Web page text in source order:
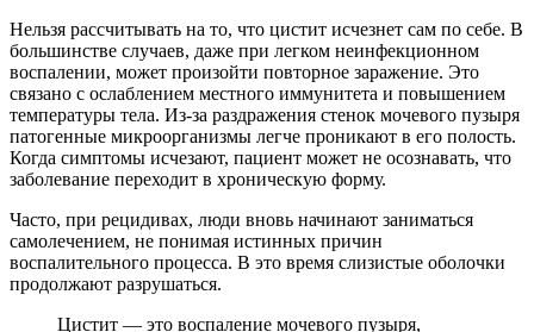
Нельзя рассчитывать на то, что цистит исчезнет сам по себе. В
большинстве случаев, даже при легком неинфекционном
воспалении, может произойти повторное заражение. Это
связано с ослаблением местного иммунитета и повышением
температуры тела. Из-за раздражения стенок мочевого пузыря
патогенные микроорганизмы легче проникают в его полость.
Когда симптомы исчезают, пациент может не осознавать, что
заболевание переходит в хроническую форму.
Часто, при рецидивах, люди вновь начинают заниматься
самолечением, не понимая истинных причин
воспалительного процесса. В это время слизистые оболочки
продолжают разрушаться.
Цистит — это воспаление мочевого пузыря,